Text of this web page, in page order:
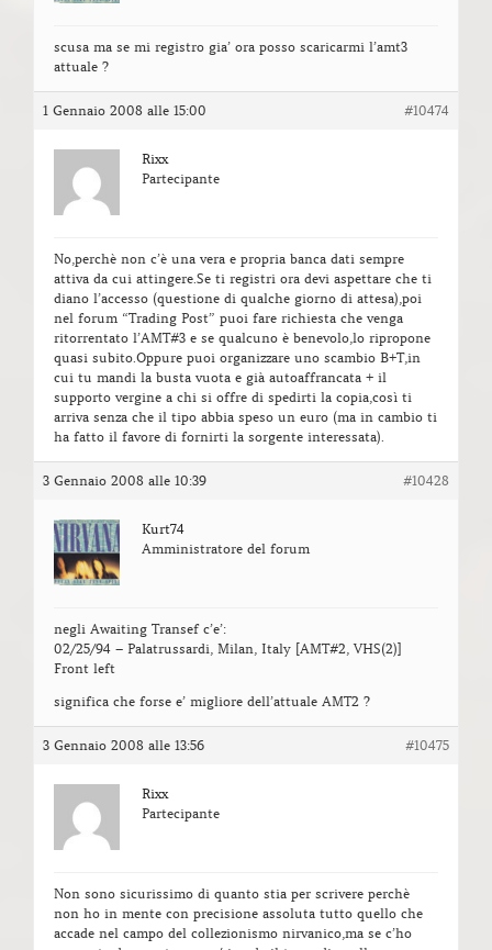
scusa ma se mi registro gia’ ora posso scaricarmi l’amt3
attuale ?
1 Gennaio 2008 alle 15:00 #10474
Rixx
Partecipante
No,perchè non c’è una vera e propria banca dati sempre
attiva da cui attingere.Se ti registri ora devi aspettare che ti
diano l’accesso (questione di qualche giorno di attesa),poi
nel forum “Trading Post” puoi fare richiesta che venga
ritorrentato l’AMT#3 e se qualcuno è benevolo,lo ripropone
quasi subito.Oppure puoi organizzare uno scambio B+T,in
cui tu mandi la busta vuota e già autoaffrancata + il
supporto vergine a chi si offre di spedirti la copia,così ti
arriva senza che il tipo abbia speso un euro (ma in cambio ti
ha fatto il favore di fornirti la sorgente interessata).
3 Gennaio 2008 alle 10:39 #10428
Kurt74
Amministratore del forum
negli Awaiting Transef c’e’:
02/25/94 – Palatrussardi, Milan, Italy [AMT#2, VHS(2)]
Front left
significa che forse e’ migliore dell’attuale AMT2 ?
3 Gennaio 2008 alle 13:56 #10475
Rixx
Partecipante
Non sono sicurissimo di quanto stia per scrivere perchè
non ho in mente con precisione assoluta tutto quello che
accade nel campo del collezionismo nirvanico,ma se c’ho